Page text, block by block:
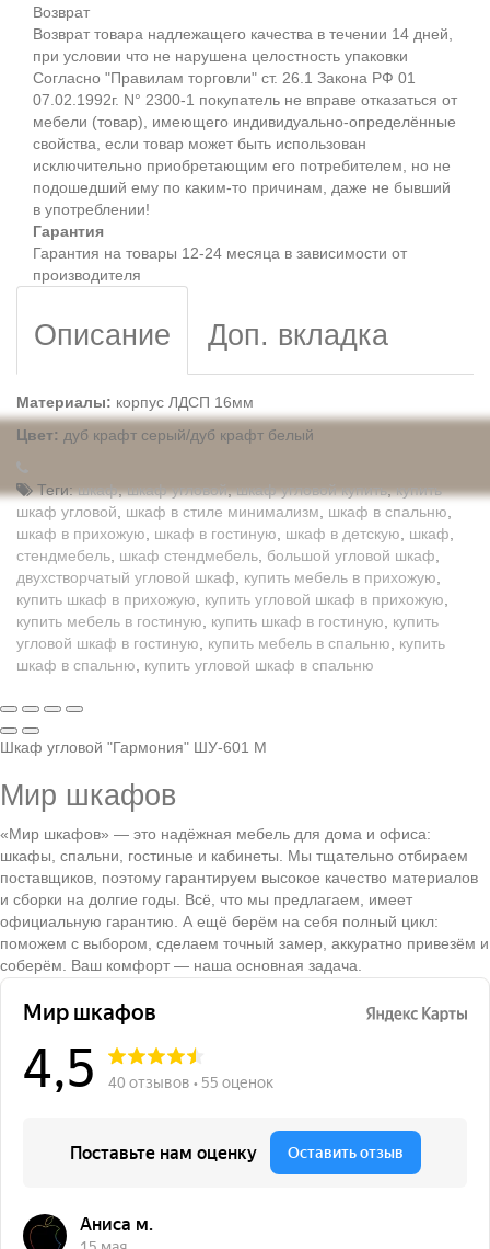
Возврат
Возврат товара надлежащего качества в течении 14 дней,
при условии что не нарушена целостность упаковки
Согласно "Правилам торговли" ст. 26.1 Закона РФ 01
07.02.1992г. N° 2300-1 покупатель не вправе отказаться от
мебели (товар), имеющего индивидуально-определённые
свойства, если товар может быть использован
исключительно приобретающим его потребителем, но не
подошедший eмy по каким-то причинам, даже не бывший
в употреблении!
Гарантия
Гарантия на товары 12-24 месяца в зависимости от
производителя
Описание Доп. вкладка
Материалы: корпус ЛДСП 16мм
Цвет: дуб крафт серый/дуб крафт белый
Теги:шкаф,шкаф угловой,шкаф угловой купить,купить
шкаф угловой
шкаф в стиле минимализм шкаф в спальню
шкаф в прихожую
шкаф в гостиную шкаф в детскую шкаф
стендмебель шкаф стендмебель большой угловой шкаф
двухстворчатый угловой шкаф
купить мебель в прихожую
купить шкаф в прихожую
купить угловой шкаф в прихожую
купить мебель в гостиную
купить шкаф в гостиную
купить
угловой шкаф в гостиную
купить мебель в спальню
купить
шкаф в спальню
купить угловой шкаф в спальню
Шкаф угловой "Гармония" ШУ-601 М
Мир шкафов
«Мир шкафов» — это надёжная мебель для дома и офиса:
шкафы, спальни, гостиные и кабинеты. Мы тщательно отбираем
поставщиков, поэтому гарантируем высокое качество материалов
и сборки на долгие годы. Всё, что мы предлагаем, имеет
официальную гарантию. А ещё берём на себя полный цикл:
поможем с выбором, сделаем точный замер, аккуратно привезём и
соберём. Ваш комфорт — наша основная задача.